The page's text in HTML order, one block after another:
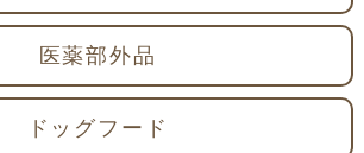
医薬部外品
ドッグフード